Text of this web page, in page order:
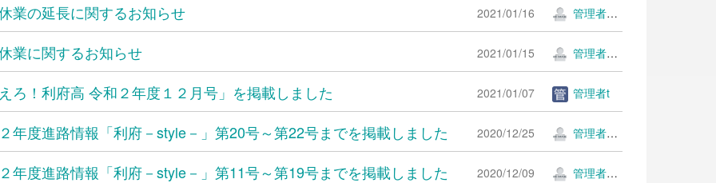
業の延長に関するお知らせ 2021/01/16 管理者ＫＫ
業に関するお知らせ 2021/01/15 管理者ＫＫ
ろ！利府高 令和２年度１２月号」を掲載しました 2021/01/07 管理者t
年度進路情報「利府－style－」第20号～第22号までを掲載しました 2020/12/25 管理者ＫＫ
年度進路情報「利府－style－」第11号～第19号までを掲載しました 2020/12/09 管理者ＫＫ